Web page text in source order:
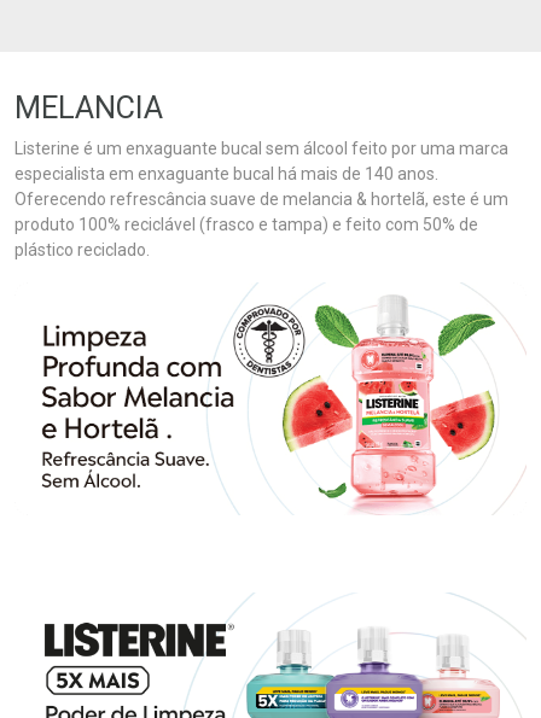
MELANCIA
Listerine é um enxaguante bucal sem álcool feito por uma marca
especialista em enxaguante bucal há mais de 140 anos.
Oferecendo refrescância suave de melancia & hortelã, este é um
produto 100% reciclável (frasco e tampa) e feito com 50% de
plástico reciclado.